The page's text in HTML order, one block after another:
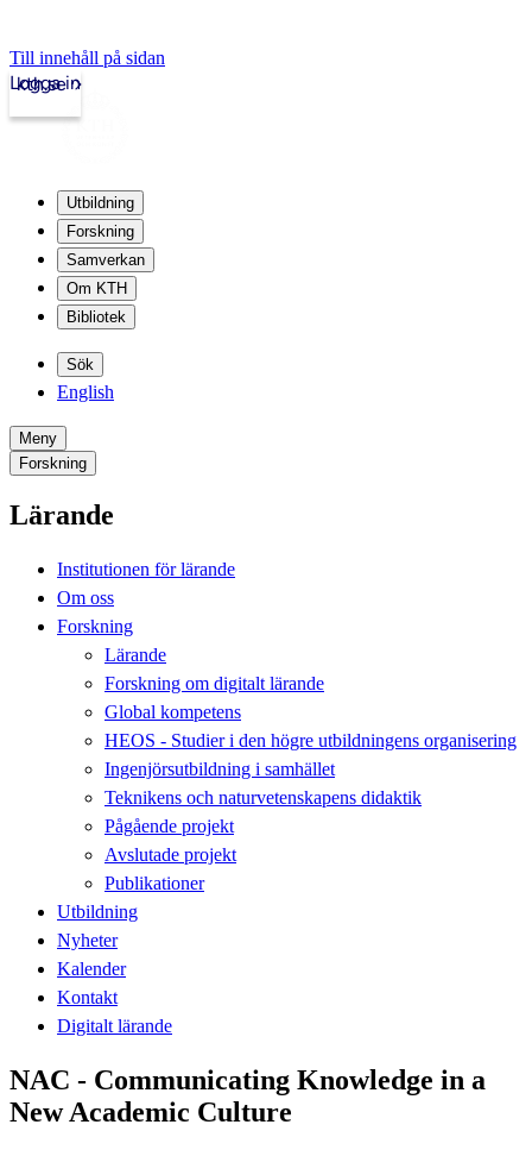
Till innehåll på sidan
kth.se
Logga in
Utbildning
Forskning
Samverkan
Om KTH
Bibliotek
Sök
English
Meny
Forskning
Lärande
Institutionen för lärande
Om oss
Forskning
Lärande
Forskning om digitalt lärande
Global kompetens
HEOS - Studier i den högre utbildningens organisering
Ingenjörsutbildning i samhället
Teknikens och naturvetenskapens didaktik
Pågående projekt
Avslutade projekt
Publikationer
Utbildning
Nyheter
Kalender
Kontakt
Digitalt lärande
NAC - Communicating Knowledge in a
New Academic Culture